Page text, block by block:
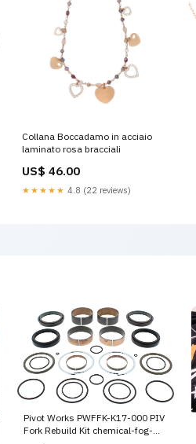
Collana Boccadamo in acciaio
laminato rosa bracciali
US$ 46.00
★★★★★ 4.8 (22 reviews)
Pivot Works PWFFK-K17-000 PIV
Fork Rebuild Kit chemical-fog-